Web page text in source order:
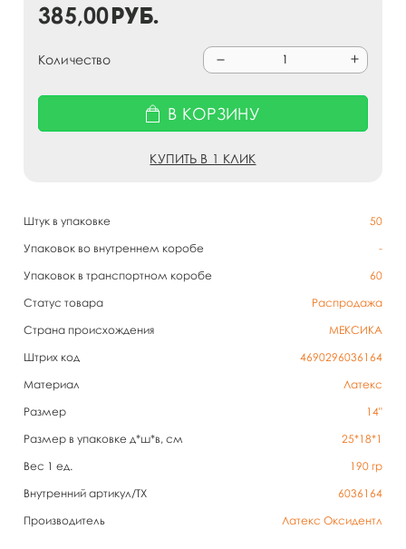
Штук в упаковке
50
Упаковок во внутреннем коробе
-
Упаковок в транспортном коробе
60
Статус товара
Распродажа
Страна происхождения
МЕКСИКА
Штрих код
4690296036164
Материал
Латекс
Размер
14"
Размер в упаковке д*ш*в, см
25*18*1
Вес 1 ед.
190 гр
Внутренний артикул/TX
6036164
Производитель
Латекс Оксидентл
385,00руб.
Количество
В КОРЗИНУ
КУПИТЬ В 1 КЛИК